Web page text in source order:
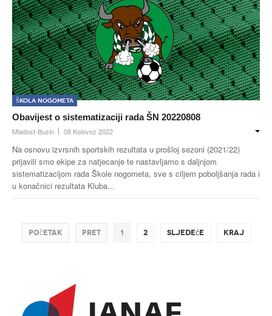
Škola nogometa
Obavijest o sistematizaciji rada ŠN 20220808
Mladost-Buzin 08 Kolovoz 2022
Na osnovu izvrsnih sportskih rezultata u prošloj sezoni (2021/22)
prijavili smo ekipe za natjecanje te nastavljamo s daljnjom
sistematizacijom rada Škole nogometa, sve s ciljem poboljšanja rada i
u konačnici rezultata Kluba...
Početak Pret 1 2 Sljedeće Kraj